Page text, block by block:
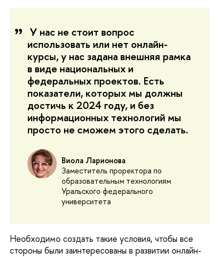
У нас не стоит вопрос
использовать или нет онлайн-
курсы, у нас задана внешняя рамка
в виде национальных и
федеральных проектов. Есть
показатели, которых мы должны
достичь к 2024 году, и без
информационных технологий мы
просто не сможем этого сделать.
Виола Ларионова
Заместитель проректора по
образовательным технологиям
Уральского федерального
университета
Необходимо создать такие условия, чтобы все
стороны были заинтересованы в развитии онлайн-